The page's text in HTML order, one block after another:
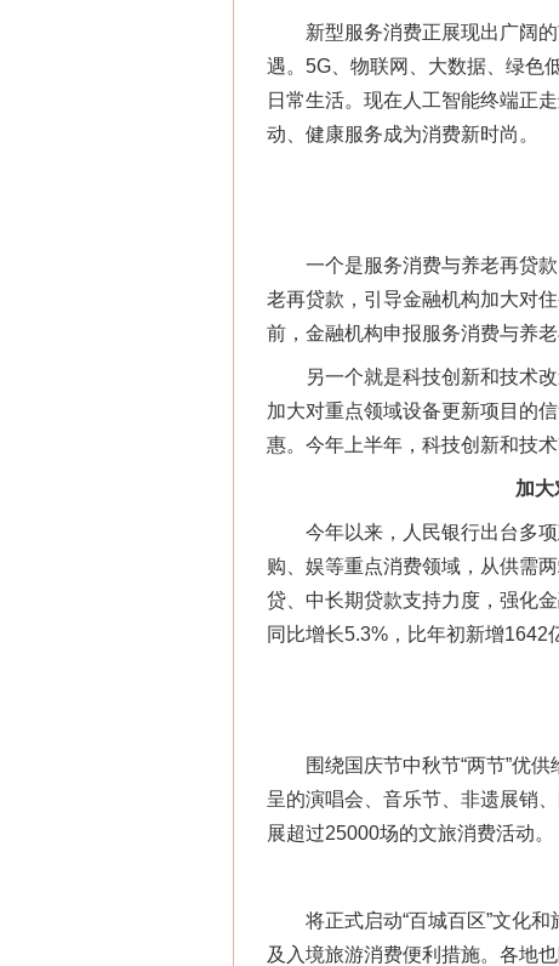
新型服务消费正展现出广阔的
遇。5G、物联网、大数据、绿色
日常生活。现在人工智能终端正
动、健康服务成为消费新时尚。
一个是服务消费与养老再贷款
老再贷款，引导金融机构加大对
前，金融机构申报服务消费与养
另一个就是科技创新和技术改
加大对重点领域设备更新项目的
惠。今年上半年，科技创新和技
加
今年以来，人民银行出台多项
购、娱等重点消费领域，从供需
贷、中长期贷款支持力度，强化
同比增长5.3%，比年初新增1642
围绕国庆节中秋节“两节”优供
呈的演唱会、音乐节、非遗展销
展超过25000场的文旅消费活动。
将正式启动“百城百区”文化和
及入境旅游消费便利措施。各地